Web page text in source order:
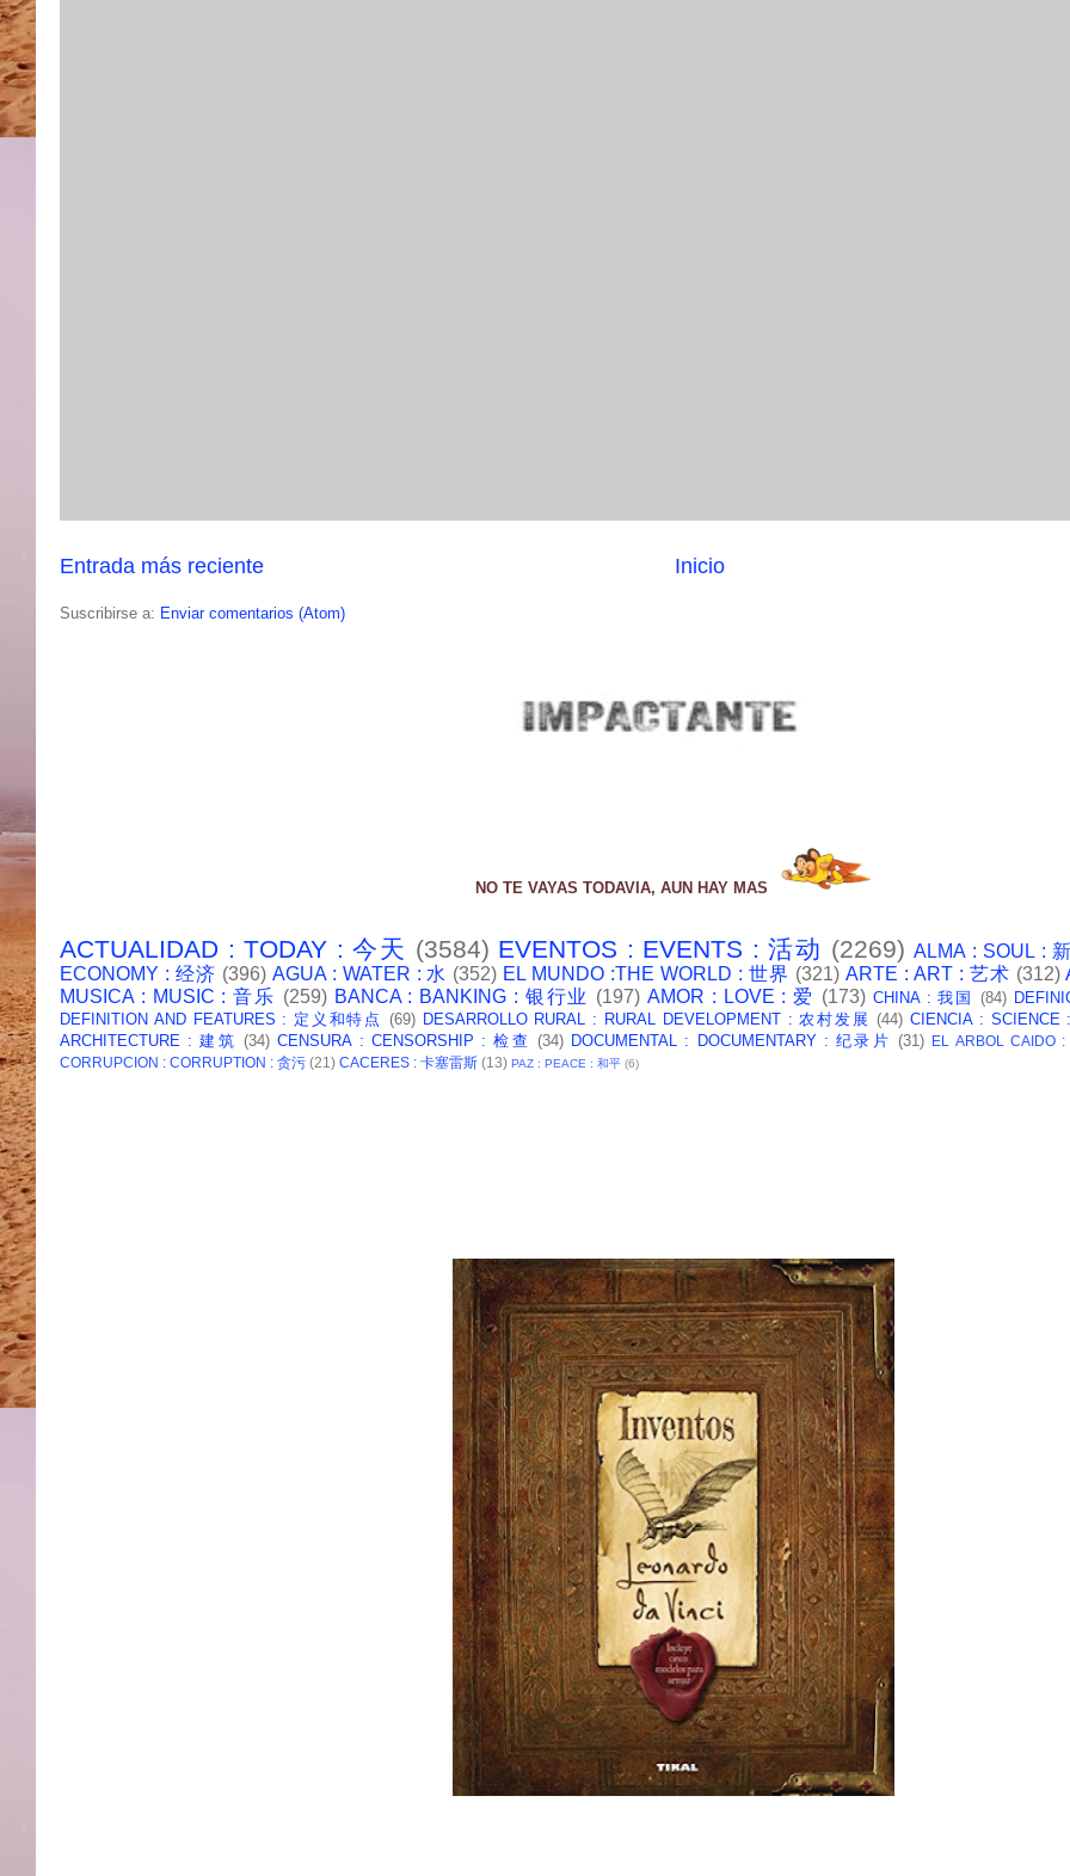
Entrada más reciente Inicio
Suscribirse a: Enviar comentarios (Atom)
NO TE VAYAS TODAVIA, AUN HAY MAS
ACTUALIDAD : TODAY : 今天 (3584) EVENTOS : EVENTS : 活动 (2269) ALMA : SOUL :
ECONOMY : 经济 (396) AGUA : WATER : 水 (352) EL MUNDO :THE WORLD : 世界 (321) ARTE : ART : 艺术 (312)
MUSICA : MUSIC : 音乐 (259) BANCA : BANKING : 银行业 (197) AMOR : LOVE : 爱 (173) CHINA : 我国 (84)
DEFINITION AND FEATURES : 定义和特点 (69) DESARROLLO RURAL : RURAL DEVELOPMENT : 农村发展 (44) CIENCIA : SCIENCE
ARCHITECTURE : 建筑 (34) CENSURA : CENSORSHIP : 检查 (34) DOCUMENTAL : DOCUMENTARY : 纪录片 (31) EL ARBOL CAIDO
CORRUPCION : CORRUPTION : 贪污 (21) CACERES : 卡塞雷斯 (13) PAZ : PEACE : 和平 (6)